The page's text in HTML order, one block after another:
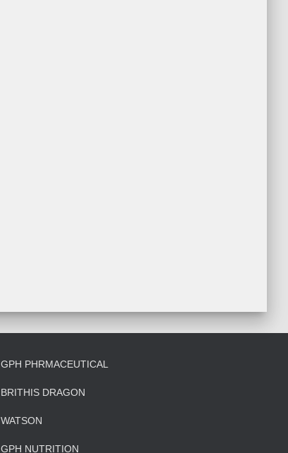
GPH PHRMACEUTICAL
BRITHIS DRAGON
WATSON
GPH NUTRITION